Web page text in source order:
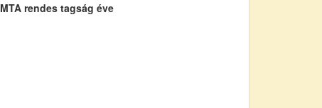
MTA rendes tagság éve